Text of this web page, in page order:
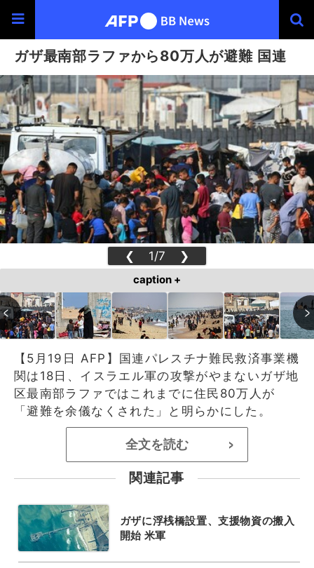
ガザ最南部ラファから80万人が避難 国連
❮ 1/7 ❯
caption +
【5月19日 AFP】国連パレスチナ難民救済事業機
関は18日、イスラエル軍の攻撃がやまないガザ地
区最南部ラファではこれまでに住民80万人が
「避難を余儀なくされた」と明らかにした。
全文を読む >
関連記事
ガザに浮桟橋設置、支援物資の搬入
開始 米軍